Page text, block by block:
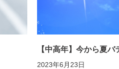
【中高年】今から夏バ
2023年6月23日